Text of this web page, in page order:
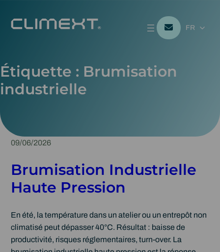
FR
Étiquette : Brumisation
industrielle
09/06/2026
Brumisation Industrielle
Haute Pression
En été, la température dans un atelier ou un entrepôt non
climatisé peut dépasser 40°C. Résultat : baisse de
productivité, risques réglementaires, turn-over. La